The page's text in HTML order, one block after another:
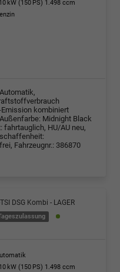
kW (150 PS) 1.498 ccm
Emission kombiniert
Midnight Black
fahrtauglich, HU/AU neu,
Fahrzeugnr.: 386870
DSG Kombi - LAGER
kW (150 PS) 1.498 ccm